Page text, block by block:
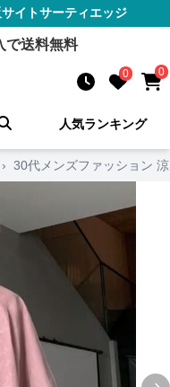
イトサーティエッジ
で送料無料
0 0
人気ランキング
› 30代メンズファッション